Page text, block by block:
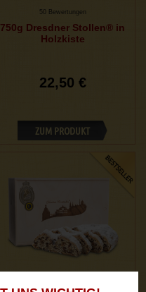
50 Bewertungen
750g Dresdner Stollen® in
Holzkiste
22,50 €
ZUM PRODUKT